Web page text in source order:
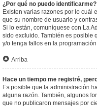
¿Por qué no puedo identificarme?
Existen varias razones por lo cuál
que su nombre de usuario y
Si lo están, comuníquese con La
sido excluido. También es posible
y/o tenga fallos en la
Arriba
Hace un tiempo me registré,
Es posible que la administración
alguna razón. También, algunos
que no publicaron mensajes por